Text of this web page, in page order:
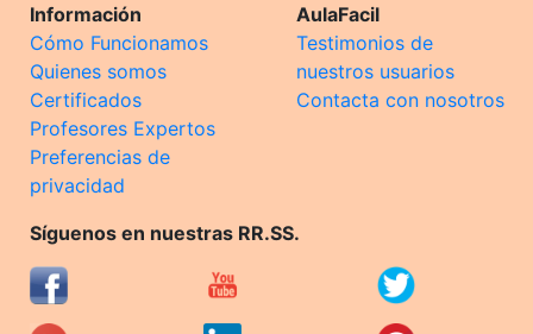
Información
Cómo Funcionamos
Quienes somos
Certificados
Profesores Expertos
Preferencias de
privacidad
AulaFacil
Testimonios de
nuestros usuarios
Contacta con nosotros
Síguenos en nuestras RR.SS.